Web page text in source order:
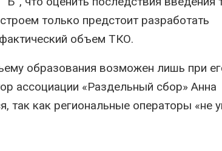
только предстоит разработать
объем ТКО.
образования возможен лишь при
ассоциации «Раздельный сбор» Анна
так как региональные операторы «не